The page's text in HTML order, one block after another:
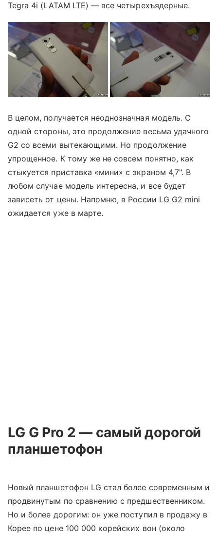
Tegra 4i (LATAM LTE) — все четырехъядерные.
В целом, получается неоднозначная модель. С
одной стороны, это продолжение весьма удачного
G2 со всеми вытекающими. Но продолжение
упрощенное. К тому же не совсем понятно, как
стыкуется приставка «мини» с экраном 4,7". В
любом случае модель интересна, и все будет
зависеть от цены. Напомню, в России LG G2 mini
ожидается уже в марте.
LG G Pro 2 — самый дорогой
планшетофон
Новый планшетофон LG стал более современным и
продвинутым по сравнению с предшественником.
Но и более дорогим: он уже поступил в продажу в
Корее по цене 100 000 корейских вон (около